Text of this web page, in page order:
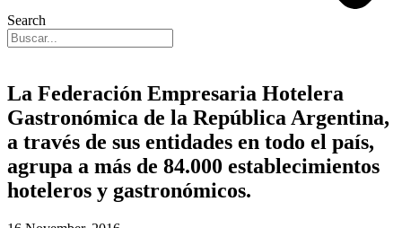
Search
La Federación Empresaria Hotelera
Gastronómica de la República Argentina,
a través de sus entidades en todo el país,
agrupa a más de 84.000 establecimientos
hoteleros y gastronómicos.